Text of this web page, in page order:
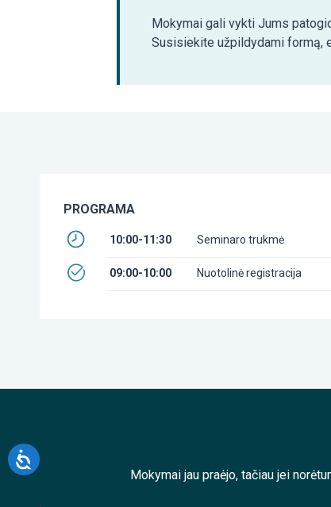
Mokymai gali vykti Jums
Susisiekite užpildydami formą,
PROGRAMA
10:00-11:30 Seminaro trukmė
09:00-10:00 Nuotolinė registracija
Mokymai jau praėjo, tačiau jei
;